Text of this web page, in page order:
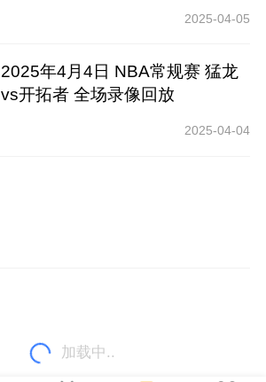
2025-04-05
2025年4月4日 NBA常规赛 猛龙
vs开拓者 全场录像回放
2025-04-04
加载中..